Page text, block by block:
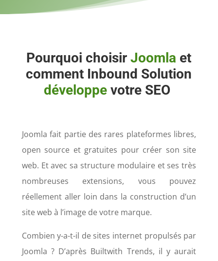
Pourquoi choisirJoomla et
comment Inbound Solution
développe votre SEO
Joomla fait partie des rares plateformes libres,
open source et gratuites pour créer son site
web. Et avec sa structure modulaire et ses très
nombreuses extensions, vous pouvez
réellement aller loin dans la construction d’un
site web à l’image de votre marque.
Combien y-a-t-il de sites internet propulsés par
Joomla ? D’après Builtwith Trends, il y aurait